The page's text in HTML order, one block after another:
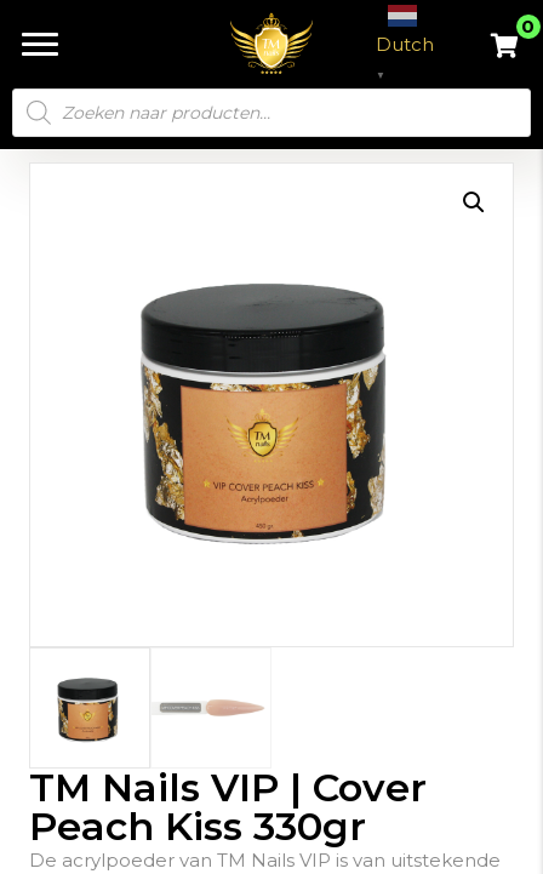
Dutch
▼
0
Producten
zoeken
TM Nails VIP | Cover
Peach Kiss 330gr
De acrylpoeder van TM Nails VIP is van uitstekende